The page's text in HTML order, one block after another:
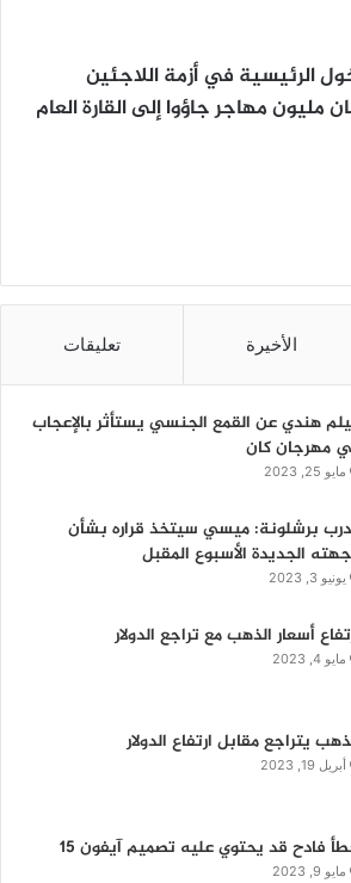
الرئيسية في أزمة اللاجئين
مليون مهاجر جاؤوا إلى القارة العام
الأخيرة تعليقات
هندي عن القمع الجنسي يستأثر بالإعجاب
مهرجان كان
مايو 25, 2023
برشلونة: ميسي سيتخذ قراره بشأن
الجديدة الأسبوع المقبل
يونيو 3, 2023
أسعار الذهب مع تراجع الدولار
مايو 4, 2023
يتراجع مقابل ارتفاع الدولار
أبريل 19, 2023
فادح قد يحتوي عليه تصميم آيفون 15
مايو 9, 2023